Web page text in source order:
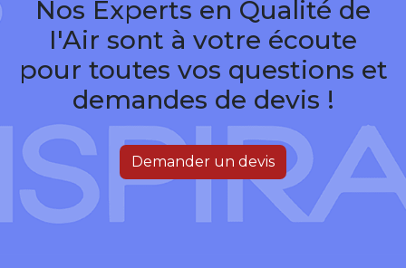
Nos Experts en Qualité de
I'Air sont à votre écoute
pour toutes vos questions et
demandes de devis !
Demander un devis